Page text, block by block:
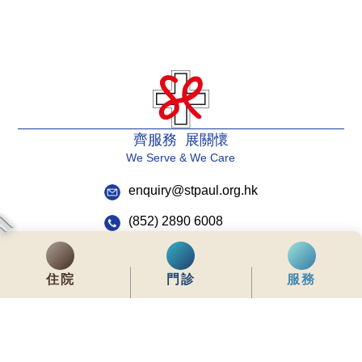
住院 門診 服務
齊服務 展關懷
We Serve & We Care
enquiry@stpaul.org.hk
(852) 2890 6008
銅鑼灣東院道2號
內聯網 常用資料 網站地圖
免責聲明